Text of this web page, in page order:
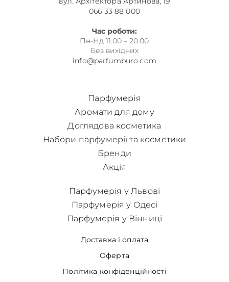
066 33 88 000
Час роботи:
Пн-Нд 11:00 – 20:00
Без вихідних
info@parfumburo.com
Парфумерія
Аромати для дому
Доглядова косметика
Набори парфумерії та косметики
Бренди
Акція
Доставка і оплата
Оферта
Політика конфіденційності
Парфумерія у Львові
Парфумерія у Одесі
Парфумерія у Вінниці